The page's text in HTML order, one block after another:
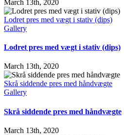
March 13th, 2020
Lodret pres med vægt i stativ (dips)
Gallery
Lodret pres med vægt i stativ (dips)
March 13th, 2020
Skrå siddende pres med håndvægte
Gallery
Skrå siddende pres med håndvægte
March 13th, 2020